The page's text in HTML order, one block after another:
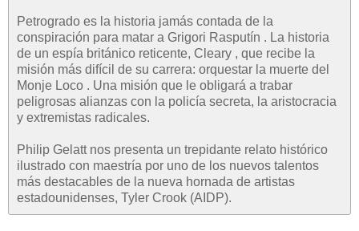
Petrogrado es la historia jamás contada de la
conspiración para matar a Grigori Rasputín . La historia
de un espía británico reticente, Cleary , que recibe la
misión más difícil de su carrera: orquestar la muerte del
Monje Loco . Una misión que le obligará a trabar
peligrosas alianzas con la policía secreta, la aristocracia
y extremistas radicales.
Philip Gelatt nos presenta un trepidante relato histórico
ilustrado con maestría por uno de los nuevos talentos
más destacables de la nueva hornada de artistas
estadounidenses, Tyler Crook (AIDP).